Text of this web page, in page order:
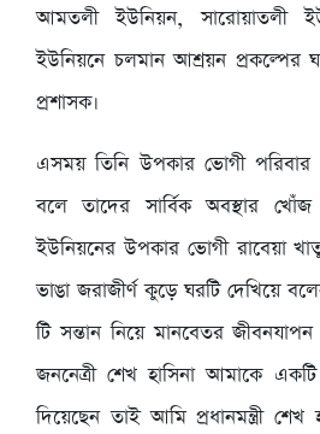
আমতলী ইউনিয়ন, সারোয়াতলী
ইউনিয়নে চলমান আশ্রয়ন প্রকল্পের
প্রশাসক।
এসময় তিনি উপকার ভোগী পরিবার
বলে তাদের সার্বিক অবস্থার
ইউনিয়নের উপকার ভোগী রাবেয়া
ভাঙা জরাজীর্ণ কুড়ে ঘরটি দেখিয়ে
টি সন্তান নিয়ে মানবেতর জীবনযাপন
জননেত্রী শেখ হাসিনা আমাকে
দিয়েছেন তাই আমি প্রধানমন্ত্রী